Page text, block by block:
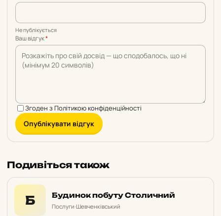
Не публікується
Ваш відгук*
Згоден з Політикою конфіденційності
Опублікувати відгук
Подивіться також
Б Будинок побуту Столичний
Послуги·Шевченківський